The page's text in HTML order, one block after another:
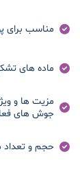
مناسب برای
ماده های
مزیت ها و
جوش های
حجم و